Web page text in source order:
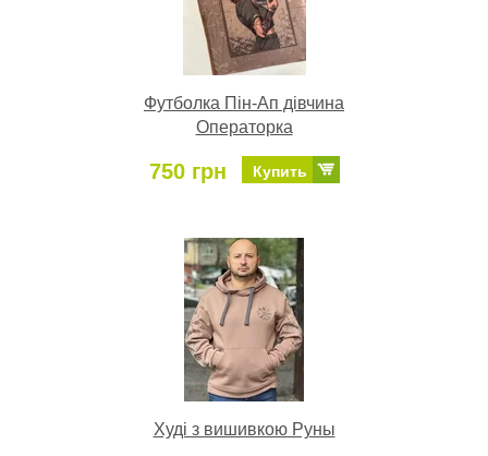
Футболка Пін-Ап дівчина
Операторка
750 грн Купить
Худі з вишивкою Руны